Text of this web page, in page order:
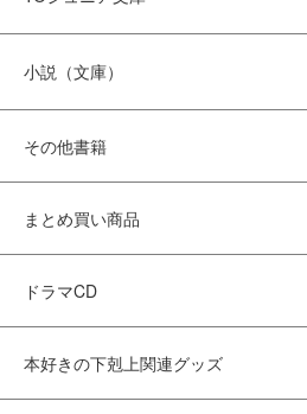
小説（文庫）
その他書籍
まとめ買い商品
ドラマCD
本好きの下剋上関連グッズ